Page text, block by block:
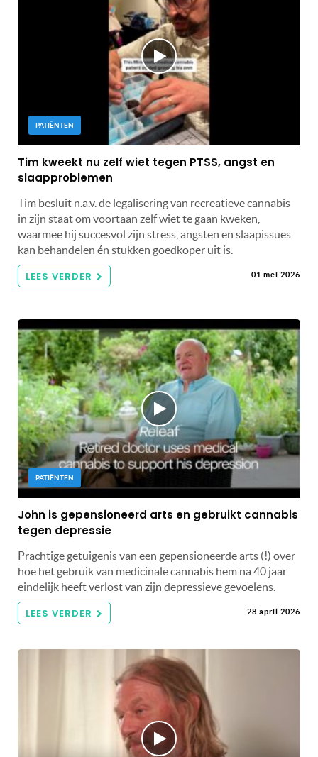
PATIËNTEN
Tim kweekt nu zelf wiet tegen PTSS, angst en
slaapproblemen
Tim besluit n.a.v. de legalisering van recreatieve cannabis
in zijn staat om voortaan zelf wiet te gaan kweken,
waarmee hij succesvol zijn stress, angsten en slaapissues
kan behandelen én stukken goedkoper uit is.
LEES VERDER 01 mei 2026
PATIËNTEN
John is gepensioneerd arts en gebruikt cannabis
tegen depressie
Prachtige getuigenis van een gepensioneerde arts (!) over
hoe het gebruik van medicinale cannabis hem na 40 jaar
eindelijk heeft verlost van zijn depressieve gevoelens.
LEES VERDER 28 april 2026